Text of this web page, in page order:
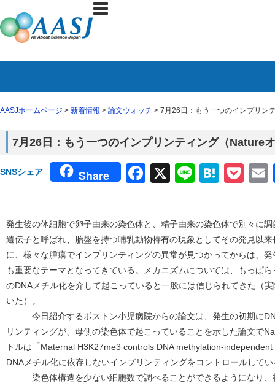
AASJホームページ > 新着情報 > 論文ウォッチ > 7月26日：もう一つのインプリン
7月26日：もう一つのインプリンティング（Nature
SNSシェア Share Facebook
X Line
発生後の体細胞で卵子由来の染色体と、精子由来の染色体で別々に
遺伝子と呼ばれ、胎盤を持つ哺乳動物特有の現象としてその発見以
に、様々な腫瘍でインプリンティングの異常が見つかってからは、
も重要なテーマとなってきている。メカニズムについては、もっぱ
のDNAメチル化を介して起こっていると一般には信じられてきた（
いた）。
今日紹介するボストン小児病院からの論文は、発生の初期に
リンティングが、母側の染色体で起こっていることを示した論文で
トルは「Maternal H3K27me3 controls DNA methylation-
DNAメチル化に依存しないインプリンティングをコントロールして
染色体構造を少ない細胞数で調べることができるようになり、